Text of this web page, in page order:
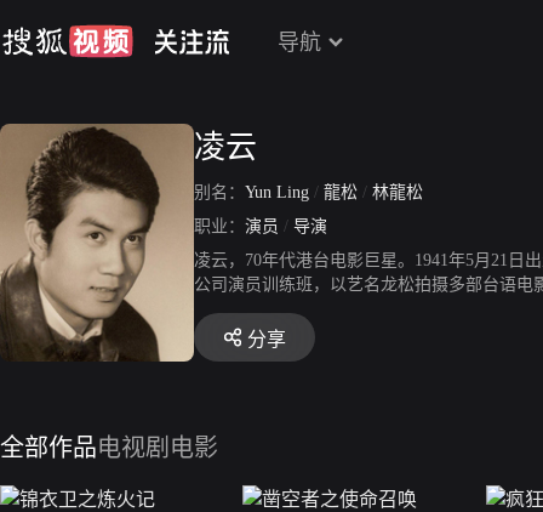
导航
凌云
别名： Yun Ling / 龍松 / 林龍松
职业： 演员 / 导演
凌云，70年代港台电影巨星。1941年5月21日
公司演员训练班，以艺名龙松拍摄多部台语
形象走红。1965年与影星叶枫结婚，1983年
坛。1981年导演影片《英雄对英雄》，今已
分享
全部作品电视剧 电影